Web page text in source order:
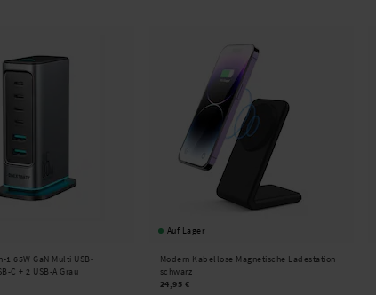
1 65W GaN Multi USB-
C + 2 USB-A Grau
Auf Lager
Modern Kabellose Magnetische Ladestation
schwarz
24,95 €